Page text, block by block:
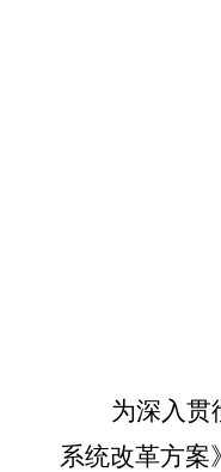
为深入贯
系统改革方案